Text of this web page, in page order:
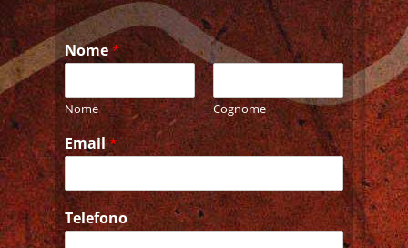
Nome*
Nome Cognome
Email*
Telefono